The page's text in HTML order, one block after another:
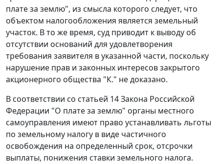
плате за землю", из смысла которого следует, что
объектом налогообложения является земельный
участок. В то же время, суд приводит к выводу об
отсутствии оснований для удовлетворения
требования заявителя в указанной части, поскольку
нарушение прав и законных интересов закрытого
акционерного общества "К." не доказано.
В соответствии со статьей 14Закона Российской
Федерации "О плате за землю" органы местного
самоуправления имеют право устанавливать льготы
по земельному налогу в виде частичного
освобождения на определенный срок, отсрочки
выплаты, понижения ставки земельного налога.